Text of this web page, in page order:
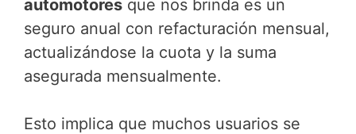
automotores que nos brinda es un
seguro anual con refacturación mensual,
actualizándose la cuota y la suma
asegurada mensualmente.
Esto implica que muchos usuarios se